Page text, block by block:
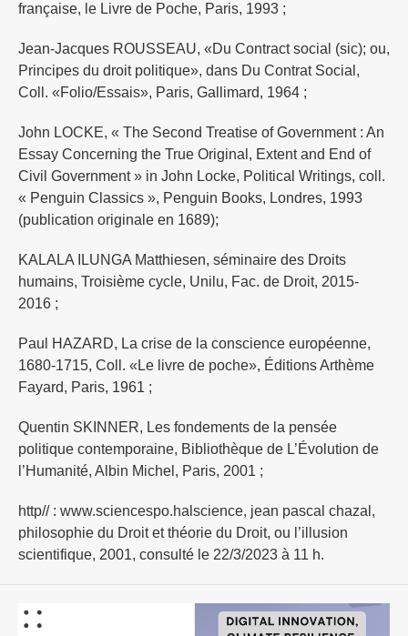
française, le Livre de Poche, Paris, 1993 ;
Jean-Jacques ROUSSEAU, «Du Contract social (sic); ou,
Principes du droit politique», dans Du Contrat Social,
Coll. «Folio/Essais», Paris, Gallimard, 1964 ;
John LOCKE, « The Second Treatise of Government : An
Essay Concerning the True Original, Extent and End of
Civil Government » in John Locke, Political Writings, coll.
« Penguin Classics », Penguin Books, Londres, 1993
(publication originale en 1689);
KALALA ILUNGA Matthiesen, séminaire des Droits
humains, Troisième cycle, Unilu, Fac. de Droit, 2015-
2016 ;
Paul HAZARD, La crise de la conscience européenne,
1680-1715, Coll. «Le livre de poche», Éditions Arthème
Fayard, Paris, 1961 ;
Quentin SKINNER, Les fondements de la pensée
politique contemporaine, Bibliothèque de L’Évolution de
l’Humanité, Albin Michel, Paris, 2001 ;
http// : www.sciencespo.halscience, jean pascal chazal,
philosophie du Droit et théorie du Droit, ou l’illusion
scientifique, 2001, consulté le 22/3/2023 à 11 h.